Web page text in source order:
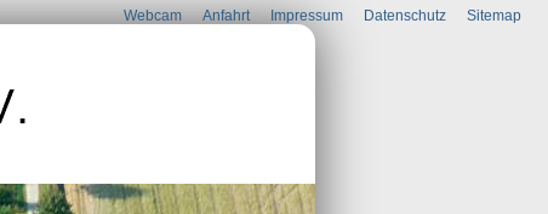
Webcam Anfahrt Impressum Datenschutz Sitemap